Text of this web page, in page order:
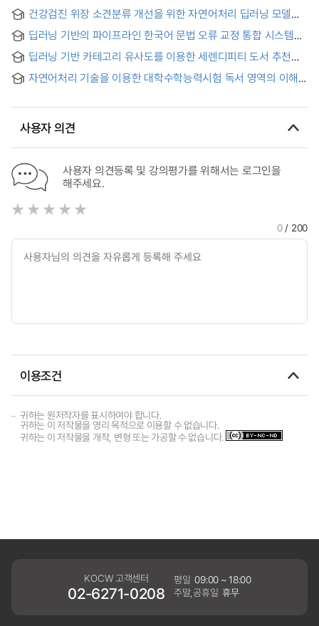
기반으로
건강검진 위장 소견분류 개선을 위한 자연어처리 딥러닝 모델
Processing deep learning model to improve the
classification of gastrointestinal findings in medical
examination
딥러닝 기반의 파이프라인 한국어 문법 오류 교정 통합 시스템
딥러닝 기반 카테고리 유사도를 이용한 세렌디피티 도서 추천
Category Similarity Based on Deep Learning
자연어처리 기술을 이용한 대학수학능력시험 독서 영역의 이해
사용자 의견
사용자 의견등록 및 강의평가를 위해서는 로그인을
해주세요.
0/ 200
이용조건
귀하는 원저작자를 표시하여야 합니다.
귀하는 이 저작물을 영리 목적으로 이용할 수 없습니다.
귀하는 이 저작물을 개작, 변형 또는 가공할 수 없습니다.
KOCW 고객센터
02-6271-0208
평일 09:00 ~ 18:00
주말,공휴일 휴무